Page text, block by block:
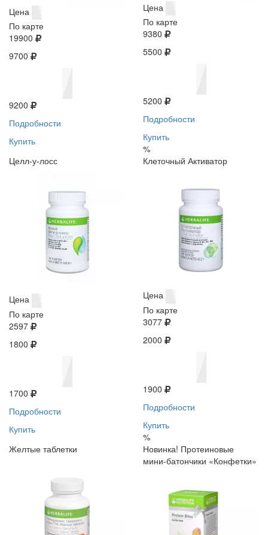
Цена
По карте
19900
9700
9200
Подробности
Купить
Цена
По карте
9380
5500
5200
Подробности
Купить
%
Целл-у-лосс
Цена
По карте
2597
1800
1700
Подробности
Купить
Клеточный Активатор
Цена
По карте
3077
2000
1900
Подробности
Купить
%
Желтые таблетки
Новинка! Протеиновые
мини-батончики «Конфетки»